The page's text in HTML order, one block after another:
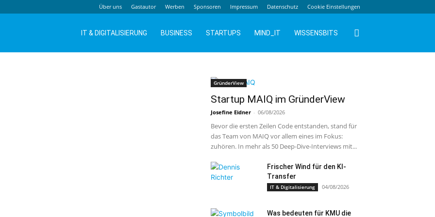
Über uns Gastautor Werben Sponsoren Impressum Datenschutz Cookie Einstellungen
IT & DIGITALISIERUNG BUSINESS STARTUPS MIND_IT WISSENSBITS
GründerView
Startup MAIQ im GründerView
Josefine Eidner - 06/08/2026
Bevor die ersten Zeilen Code entstanden, stand für
das Team von MAIQ vor allem eines im Fokus:
zuhören. In mehr als 50 Deep-Dive-Interviews mit...
Frischer Wind für den KI-
Transfer
IT & Digitalisierung 04/08/2026
Was bedeuten für KMU die